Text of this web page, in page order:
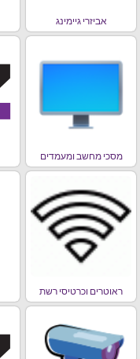
אביזרי גיימינג
מסכי מחשב ומעמדים
ראוטרים וכרטיסי רשת